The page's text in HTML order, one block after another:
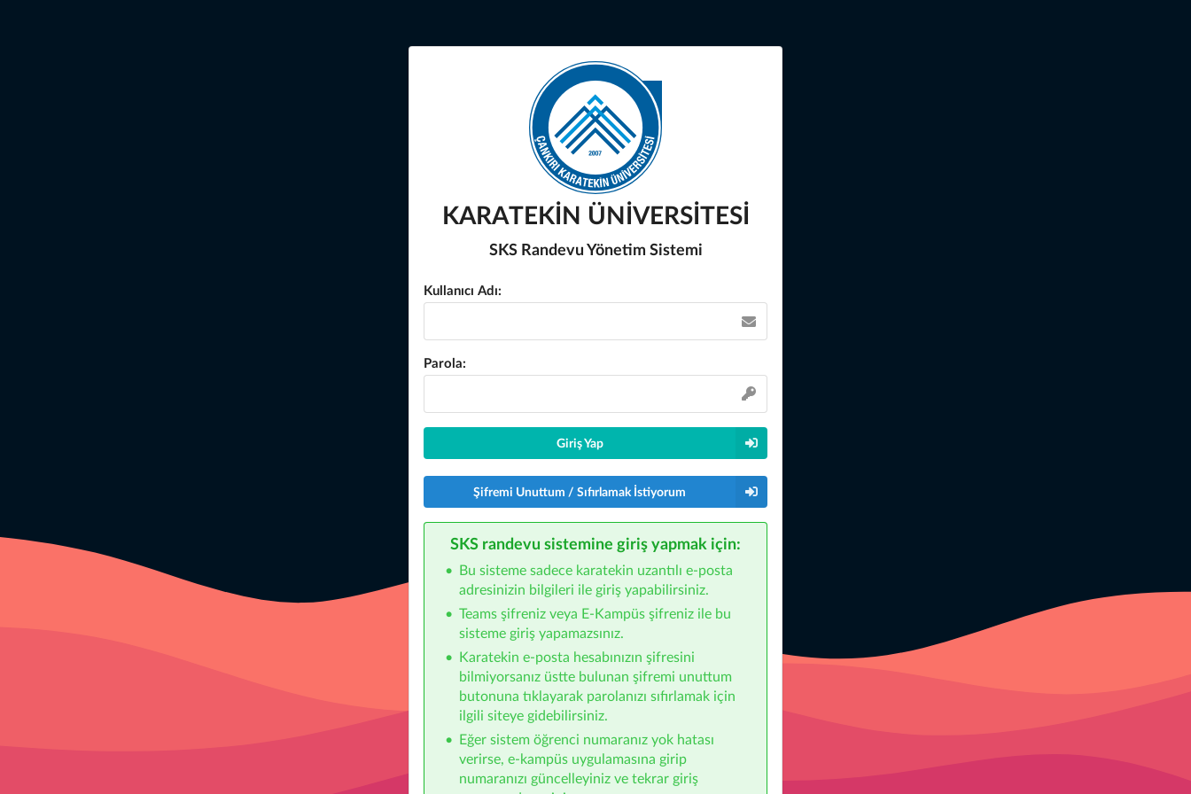
KARATEKİN ÜNİVERSİTESİ
SKS Randevu Yönetim Sistemi
Kullanıcı Adı:
Parola:
Giriş Yap
Şifremi Unuttum / Sıfırlamak İstiyorum
SKS randevu sistemine giriş yapmak için:
Bu sisteme sadece karatekin uzantılı e-posta
adresinizin bilgileri ile giriş yapabilirsiniz.
Teams şifreniz veya E-Kampüs şifreniz ile bu
sisteme giriş yapamazsınız.
Karatekin e-posta hesabınızın şifresini
bilmiyorsanız üstte bulunan şifremi unuttum
butonuna tıklayarak parolanızı sıfırlamak için
ilgili siteye gidebilirsiniz.
Eğer sistem öğrenci numaranız yok hatası
verirse, e-kampüs uygulamasına girip
numaranızı güncelleyiniz ve tekrar giriş